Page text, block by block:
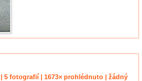
| 5 fotografií | 1673× prohlédnuto | žádný